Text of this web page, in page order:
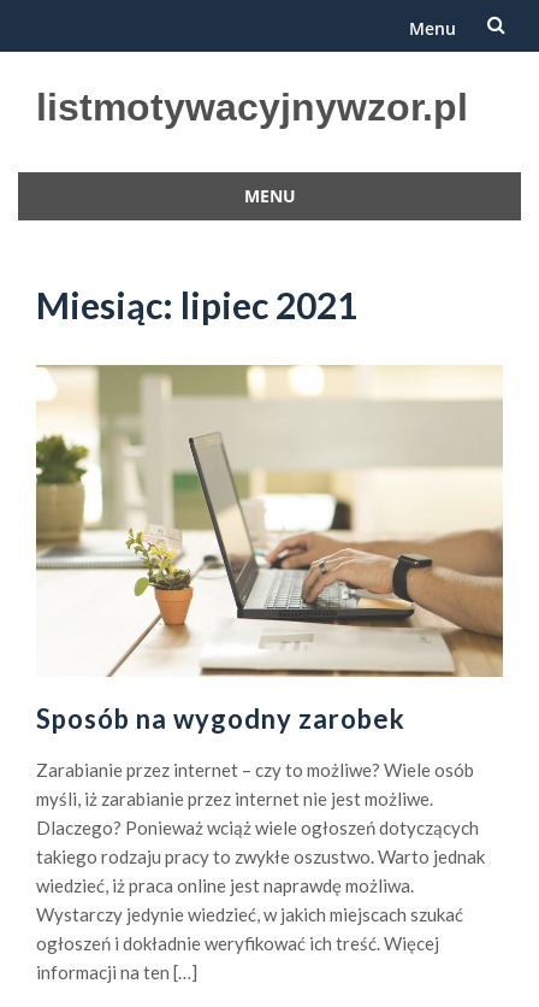
Menu
listmotywacyjnywzor.pl
MENU
Miesiąc: lipiec 2021
Sposób na wygodny zarobek
Zarabianie przez internet – czy to możliwe? Wiele osób
myśli, iż zarabianie przez internet nie jest możliwe.
Dlaczego? Ponieważ wciąż wiele ogłoszeń dotyczących
takiego rodzaju pracy to zwykłe oszustwo. Warto jednak
wiedzieć, iż praca online jest naprawdę możliwa.
Wystarczy jedynie wiedzieć, w jakich miejscach szukać
ogłoszeń i dokładnie weryfikować ich treść. Więcej
informacji na ten […]